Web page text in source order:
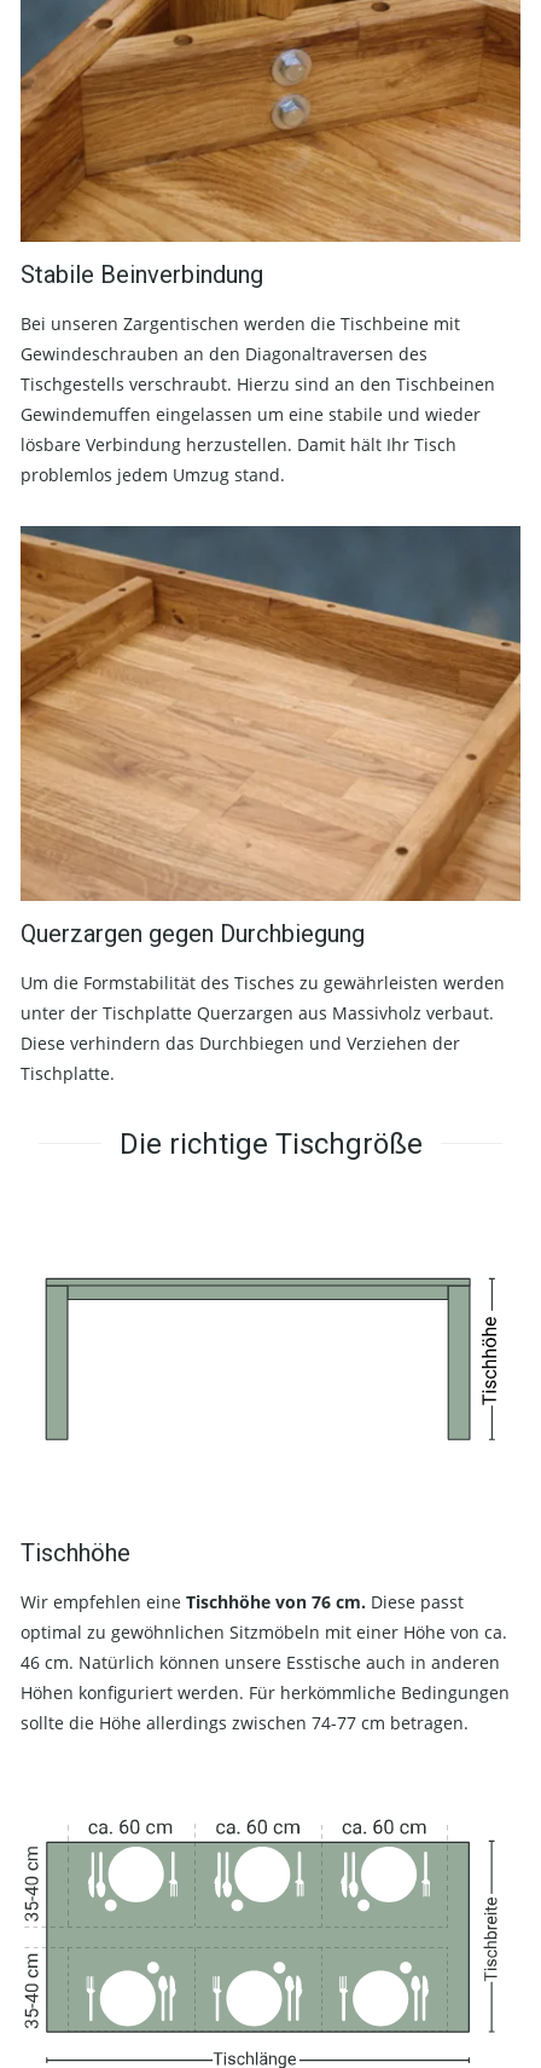
Stabile Beinverbindung
Bei unseren Zargentischen werden die Tischbeine mit
Gewindeschrauben an den Diagonaltraversen des
Tischgestells verschraubt. Hierzu sind an den Tischbeinen
Gewindemuffen eingelassen um eine stabile und wieder
lösbare Verbindung herzustellen. Damit hält Ihr Tisch
problemlos jedem Umzug stand.
Querzargen gegen Durchbiegung
Um die Formstabilität des Tisches zu gewährleisten werden
unter der Tischplatte Querzargen aus Massivholz verbaut.
Diese verhindern das Durchbiegen und Verziehen der
Tischplatte.
Die richtige Tischgröße
Tischhöhe
Wir empfehlen eine Tischhöhe von 76 cm. Diese passt
optimal zu gewöhnlichen Sitzmöbeln mit einer Höhe von ca.
46 cm. Natürlich können unsere Esstische auch in anderen
Höhen konfiguriert werden. Für herkömmliche Bedingungen
sollte die Höhe allerdings zwischen 74-77 cm betragen.